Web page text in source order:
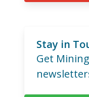
Stay in
Get